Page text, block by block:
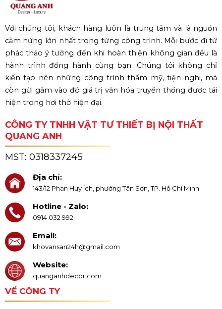
Với chúng tôi, khách hàng luôn là trung tâm và là nguồn
cảm hứng lớn nhất trong từng công trình. Mỗi bước đi từ
phác thảo ý tưởng đến khi hoàn thiện không gian đều là
hành trình đồng hành cùng bạn. Chúng tôi không chỉ
kiến tạo nên những công trình thẩm mỹ, tiện nghi, mà
còn gửi gắm vào đó giá trị văn hóa truyền thống được tái
hiện trong hơi thở hiện đại.
CÔNG TY TNHH VẬT TƯ THIẾT BỊ NỘI THẤT
QUANG ANH
MST: 0318337245
Địa chỉ:
143/12 Phan Huy Ích, phường Tân Sơn, TP. Hồ Chí Minh
Hotline - Zalo:
0914 032 992
Email:
khovansan24h@gmail.com
Website:
quanganhdecor.com
VỀ CÔNG TY